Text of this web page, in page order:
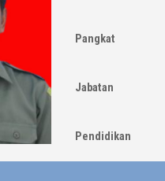
Pangkat
Jabatan
Pendidikan